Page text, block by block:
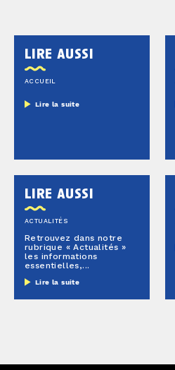
lire aussi
ACCUEIL
Lire la suite
lire aussi
ACTUALITÉS
Retrouvez dans notre
rubrique « Actualités »
les informations
essentielles,...
Lire la suite